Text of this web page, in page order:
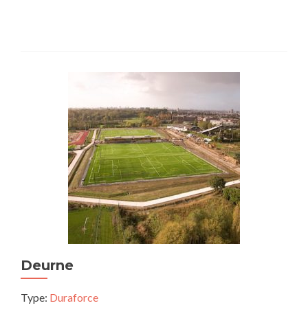
Deurne
Type: Duraforce